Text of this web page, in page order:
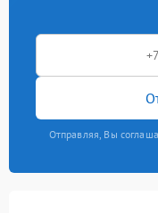
Отправляя, Вы